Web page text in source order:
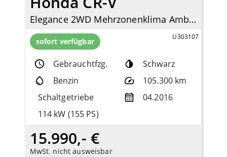
Elegance 2WD Mehrzonenklima Ambientebeleuchtung SHZ Rückfahrkam. Notbremsass. Temp
sofort verfügbar U303107
Gebrauchtfzg.
Schwarz
Benzin
105.300 km
Schaltgetriebe
04.2016
114 kW (155 PS)
15.990,- €
MwSt. nicht ausweisbar